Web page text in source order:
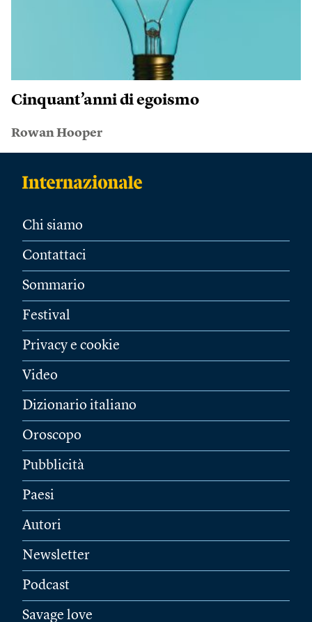
Cinquant’anni di egoismo
Rowan Hooper
Chi siamo
Contattaci
Sommario
Festival
Privacy e cookie
Video
Dizionario italiano
Oroscopo
Pubblicità
Paesi
Autori
Newsletter
Podcast
Savage love